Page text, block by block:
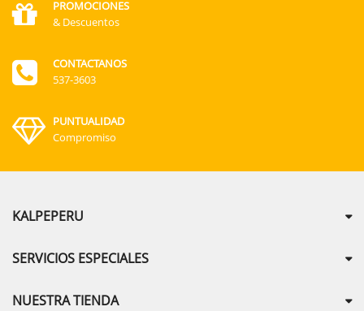
PROMOCIONES
& Descuentos
CONTACTANOS
537-3603
PUNTUALIDAD
Compromiso
KALPEPERU
SERVICIOS ESPECIALES
NUESTRA TIENDA